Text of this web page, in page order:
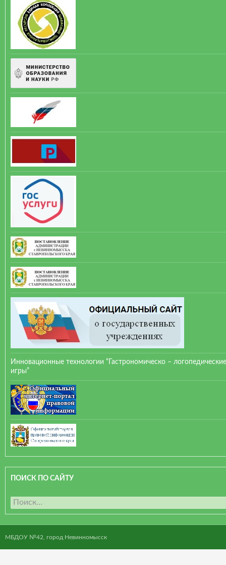
Инновационные технологии “Гастрономическо – логопедические
игры”
ПОИСК ПО САЙТУ
Н
а
и
МБДОУ №42, город Невинномысск